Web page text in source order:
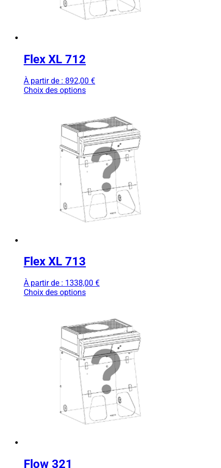
Flex XL 712
À partir de : 892,00 €
Choix des options
Flex XL 713
À partir de : 1338,00 €
Choix des options
Flow 321